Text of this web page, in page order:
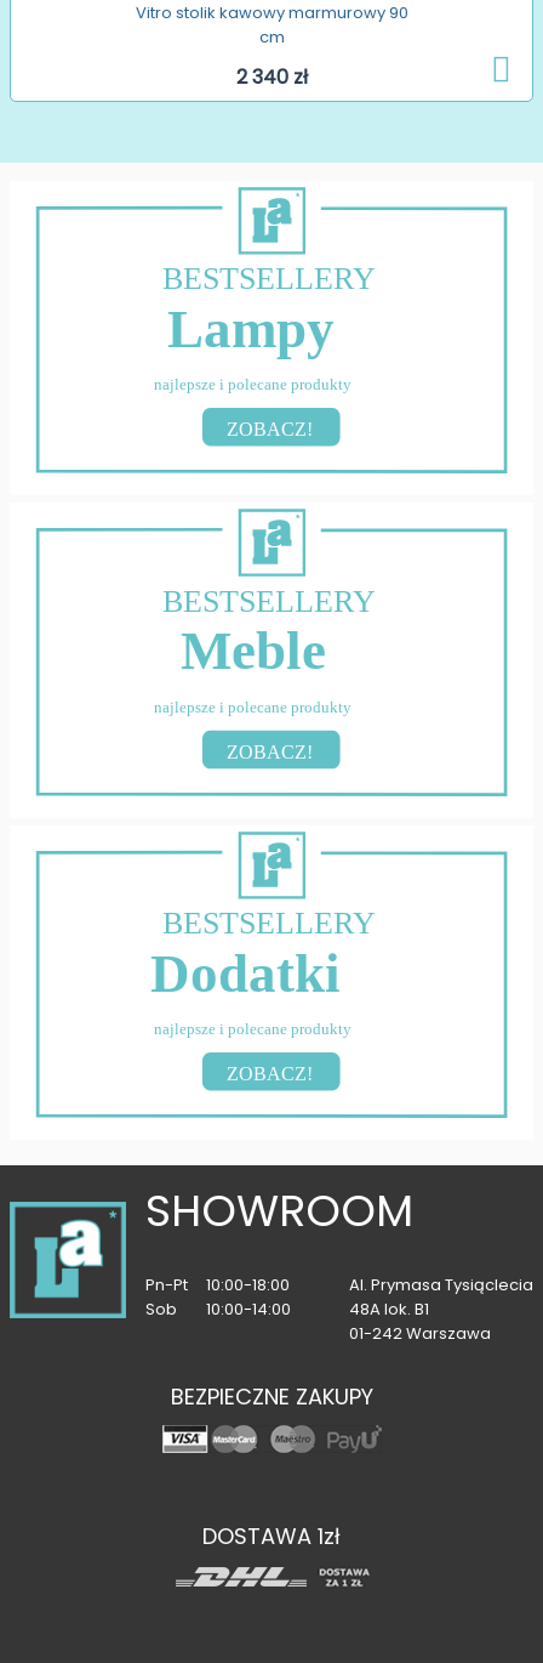
Vitro stolik kawowy marmurowy 90
cm
2 340 zł
BESTSELLERY
Lampy
najlepsze i polecane produkty
ZOBACZ!
BESTSELLERY
Meble
najlepsze i polecane produkty
ZOBACZ!
BESTSELLERY
Dodatki
najlepsze i polecane produkty
ZOBACZ!
SHOWROOM
Pn-Pt
10:00-18:00
Sob
10:00-14:00
Al. Prymasa Tysiąclecia
48A lok. B1
01-242 Warszawa
BEZPIECZNE ZAKUPY
DOSTAWA 1zł